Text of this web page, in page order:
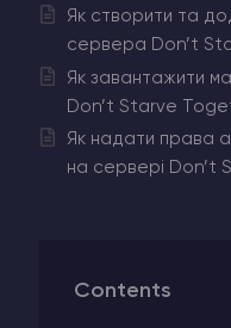
Як створити та
сервера Don’t
Як завантажити
Don’t Starve
Як надати права
на сервері
Contents